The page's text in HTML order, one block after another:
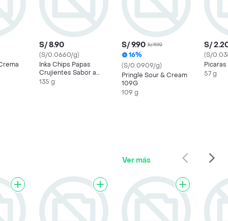
S/ 8.90
(S/0.0660/g)
Inka Chips Papas
Crujientes Sabor a
Bbq y Cebolla
135 g
S/ 9.90 S/ 11.90
16%
(S/0.0909/g)
Pringle Sour & Cream
109G
109 g
S/
(S/
57 g
Ver más